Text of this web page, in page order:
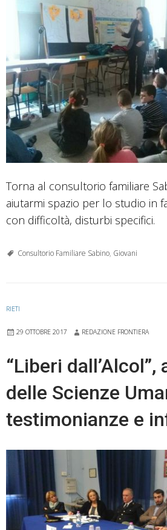
Torna al consultorio familiare
aiutarmi spazio per lo studio in
con difficoltà, disturbi specifici.
Consultorio Familiare Sabino, Giovani
RIETI
29 OTTOBRE 2017 REDAZIONE FRONTIERA
“Liberi dall’Alcol”,
delle Scienze
testimonianze e